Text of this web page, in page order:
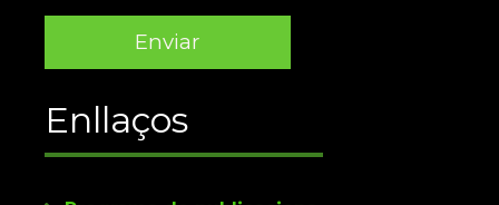
Si marqueu aquesta casella, consentiu que
utilitzem les vostres dades per a enviar-vos
organitza la Xarxa Vives.